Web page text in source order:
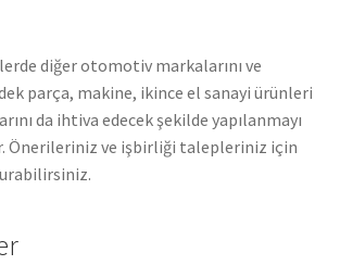
diğer otomotiv markalarını ve
parça, makine, ikince el sanayi ürünleri
da ihtiva edecek şekilde yapılanmayı
Önerileriniz ve işbirliği talepleriniz için